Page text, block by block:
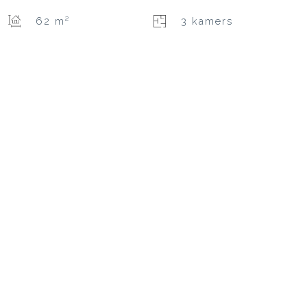
62 m² 3 kamers